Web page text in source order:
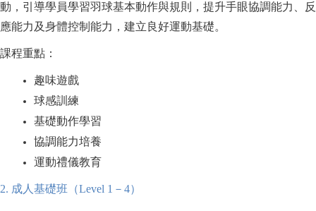
動，引導學員學習羽球基本動作與規則，提升手眼協調能力、反
應能力及身體控制能力，建立良好運動基礎。
課程重點：
趣味遊戲
球感訓練
基礎動作學習
協調能力培養
運動禮儀教育
2. 成人基礎班（Level 1－4）